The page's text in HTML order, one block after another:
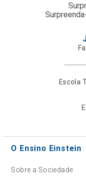
Escola
O Ensino Einstein
Sobre a Sociedade